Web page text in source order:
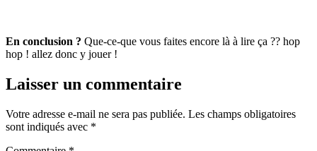
En conclusion ? Que-ce-que vous faites encore là à lire ça ?? hop
hop ! allez donc y jouer !
Laisser un commentaire
Votre adresse e-mail ne sera pas publiée. Les champs obligatoires
sont indiqués avec *